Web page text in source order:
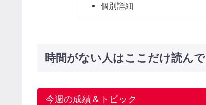
個別詳細
時間がない人はここだけ読んで
今週の成績＆トピック